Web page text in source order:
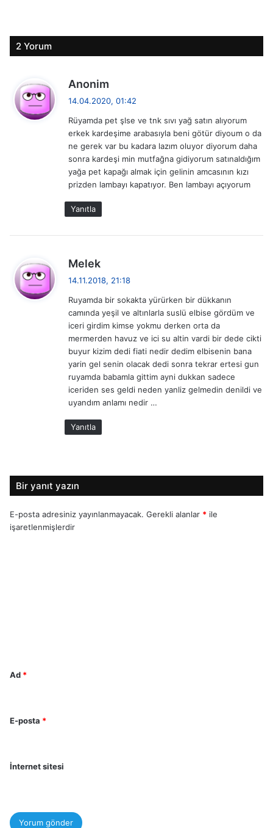
2 Yorum
Anonim
i
k
i
14.04.2020, 01:42
Rüyamda pet şlse ve tnk sıvı yağ satın alıyorum
erkek kardeşime arabasıyla beni götür diyoum o da
ne gerek var bu kadara lazım oluyor diyorum daha
sonra kardeşi min mutfağna gidiyorum satınaldığım
yağa pet kapağı almak için gelinin amcasının kızı
prizden lambayı kapatıyor. Ben lambayı açıyorum
Yanıtla
Melek
i
k
i
14.11.2018, 21:18
Ruyamda bir sokakta yürürken bir dükkanın
camında yeşil ve altınlarla suslü elbise gördüm ve
iceri girdim kimse yokmu derken orta da
mermerden havuz ve ici su altin vardi bir dede cikti
buyur kizim dedi fiati nedir dedim elbisenin bana
yarin gel senin olacak dedi sonra tekrar ertesi gun
ruyamda babamla gittim ayni dukkan sadece
iceriden ses geldi neden yanliz gelmedin denildi ve
uyandım anlamı nedir …
Yanıtla
Bir yanıt yazın
E-posta adresiniz yayınlanmayacak. Gerekli alanlar * ile
işaretlenmişlerdir
Ad *
E-posta *
İnternet sitesi